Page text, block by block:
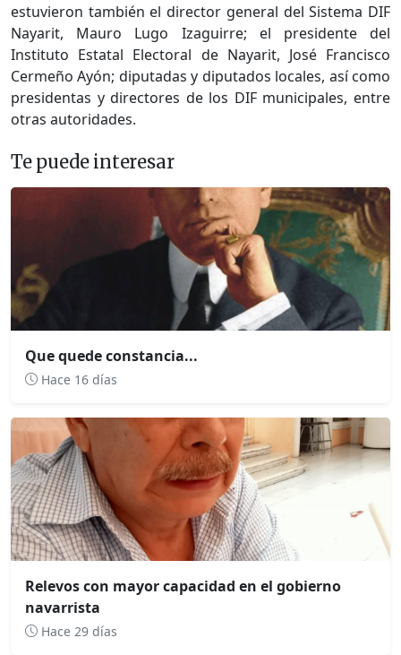
estuvieron también el director general del Sistema DIF
Nayarit, Mauro Lugo Izaguirre; el presidente del
Instituto Estatal Electoral de Nayarit, José Francisco
Cermeño Ayón; diputadas y diputados locales, así como
presidentas y directores de los DIF municipales, entre
otras autoridades.
Te puede interesar
Que quede constancia...
Hace 16 días
Relevos con mayor capacidad en el gobierno
navarrista
Hace 29 días